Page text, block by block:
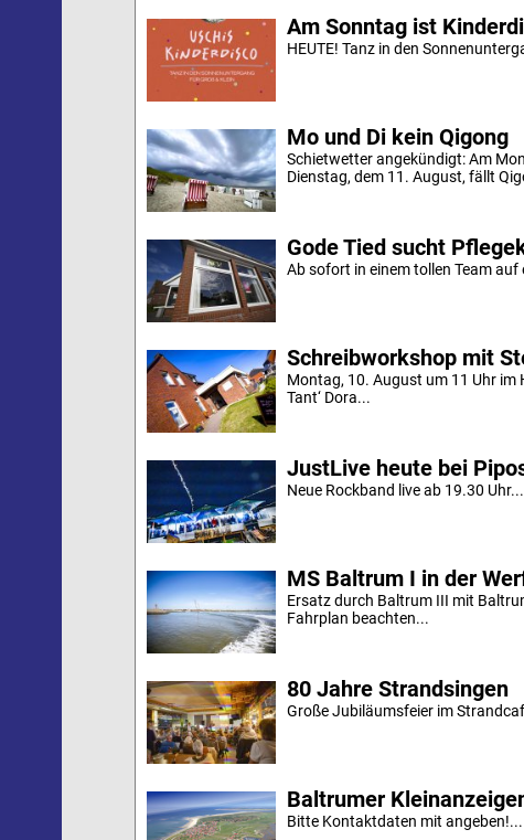
Am Sonntag ist
HEUTE! Tanz in den
Mo und Di kein Qigong
Schietwetter angekündigt: Am
Dienstag, dem 11. August, fällt
Gode Tied sucht
Ab sofort in einem tollen Team auf
Schreibworkshop mit
Montag, 10. August um 11 Uhr im
Tant‘ Dora...
JustLive heute bei
Neue Rockband live ab 19.30 Uhr...
MS Baltrum I in der
Ersatz durch Baltrum III mit
Fahrplan beachten...
80 Jahre Strandsingen
Große Jubiläumsfeier im
Baltrumer
Bitte Kontaktdaten mit angeben!...